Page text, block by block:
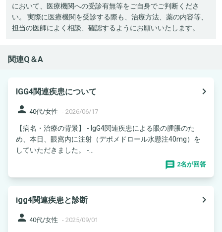
において、医療機関への受診有無等をご自身でご判断くださ
い。 実際に医療機関を受診する際も、治療方法、薬の内容等、
担当の医師によく相談、確認するようにお願いいたします。
関連Q＆A
IGG4関連疾患について
navigate_next
person 40代/女性 - 2026/06/17
【病名・治療の背景】 - IgG4関連疾患による眼の腫脹のた
め、本日、眼窩内に注射（デポメドロール水懸注40mg）を
していただきました。 -...
2名が回答
igg4関連疾患と診断
navigate_next
person 40代/女性 - 2025/09/01